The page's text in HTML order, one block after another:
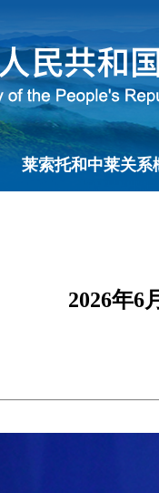
莱索托和中莱关系
2026年6